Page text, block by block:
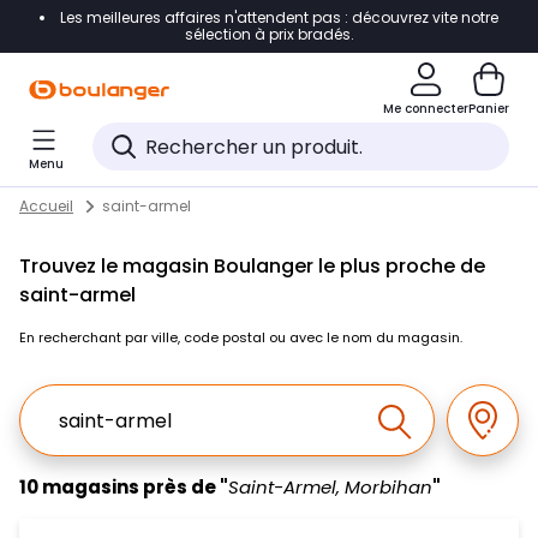
Accéder directement à la navigation
Accéder directement au pied de page
Accéder directement au chatbot
Les meilleures affaires n'attendent pas : découvrez vite notre
sélection à prix bradés.
Me connecterPanier
Menu
Skip to content
Return to Nav
Accueil saint-armel
Trouvez le magasin Boulanger le plus proche de
saint-armel
En recherchant par ville, code postal ou avec le nom du magasin.
Ville, Region, Code postal ou Ville & Pays
Effectuer la
10 magasins près de "Saint-Armel, Morbihan"